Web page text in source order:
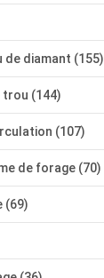
de diamant (155)
trou (144)
(107)
de forage (70)
(69)